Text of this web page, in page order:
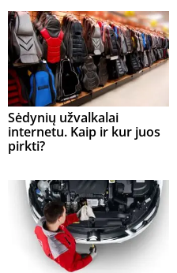
Sėdynių užvalkalai
internetu. Kaip ir kur juos
pirkti?